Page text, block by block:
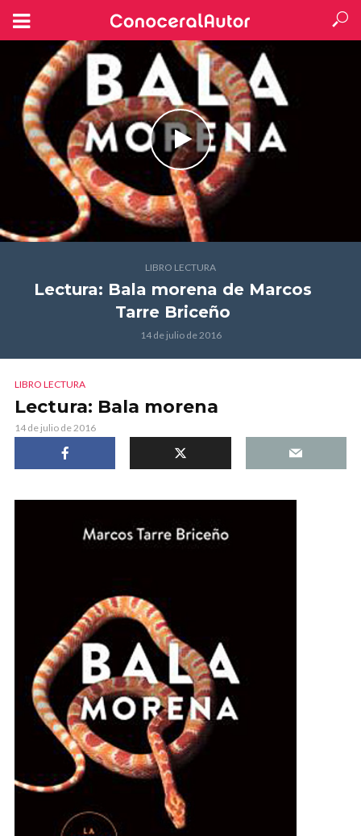
LIBRO LECTURA
Lectura: Bala morena de Marcos
Tarre Briceño
14 de julio de 2016
LIBRO LECTURA
Lectura: Bala morena
14 de julio de 2016